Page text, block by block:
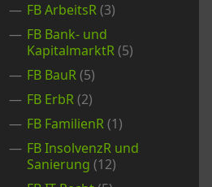
FB ArbeitsR(3)
FB Bank- und
KapitalmarktR(5)
FB BauR(5)
FB ErbR(2)
FB FamilienR(1)
FB InsolvenzR und
Sanierung (12)